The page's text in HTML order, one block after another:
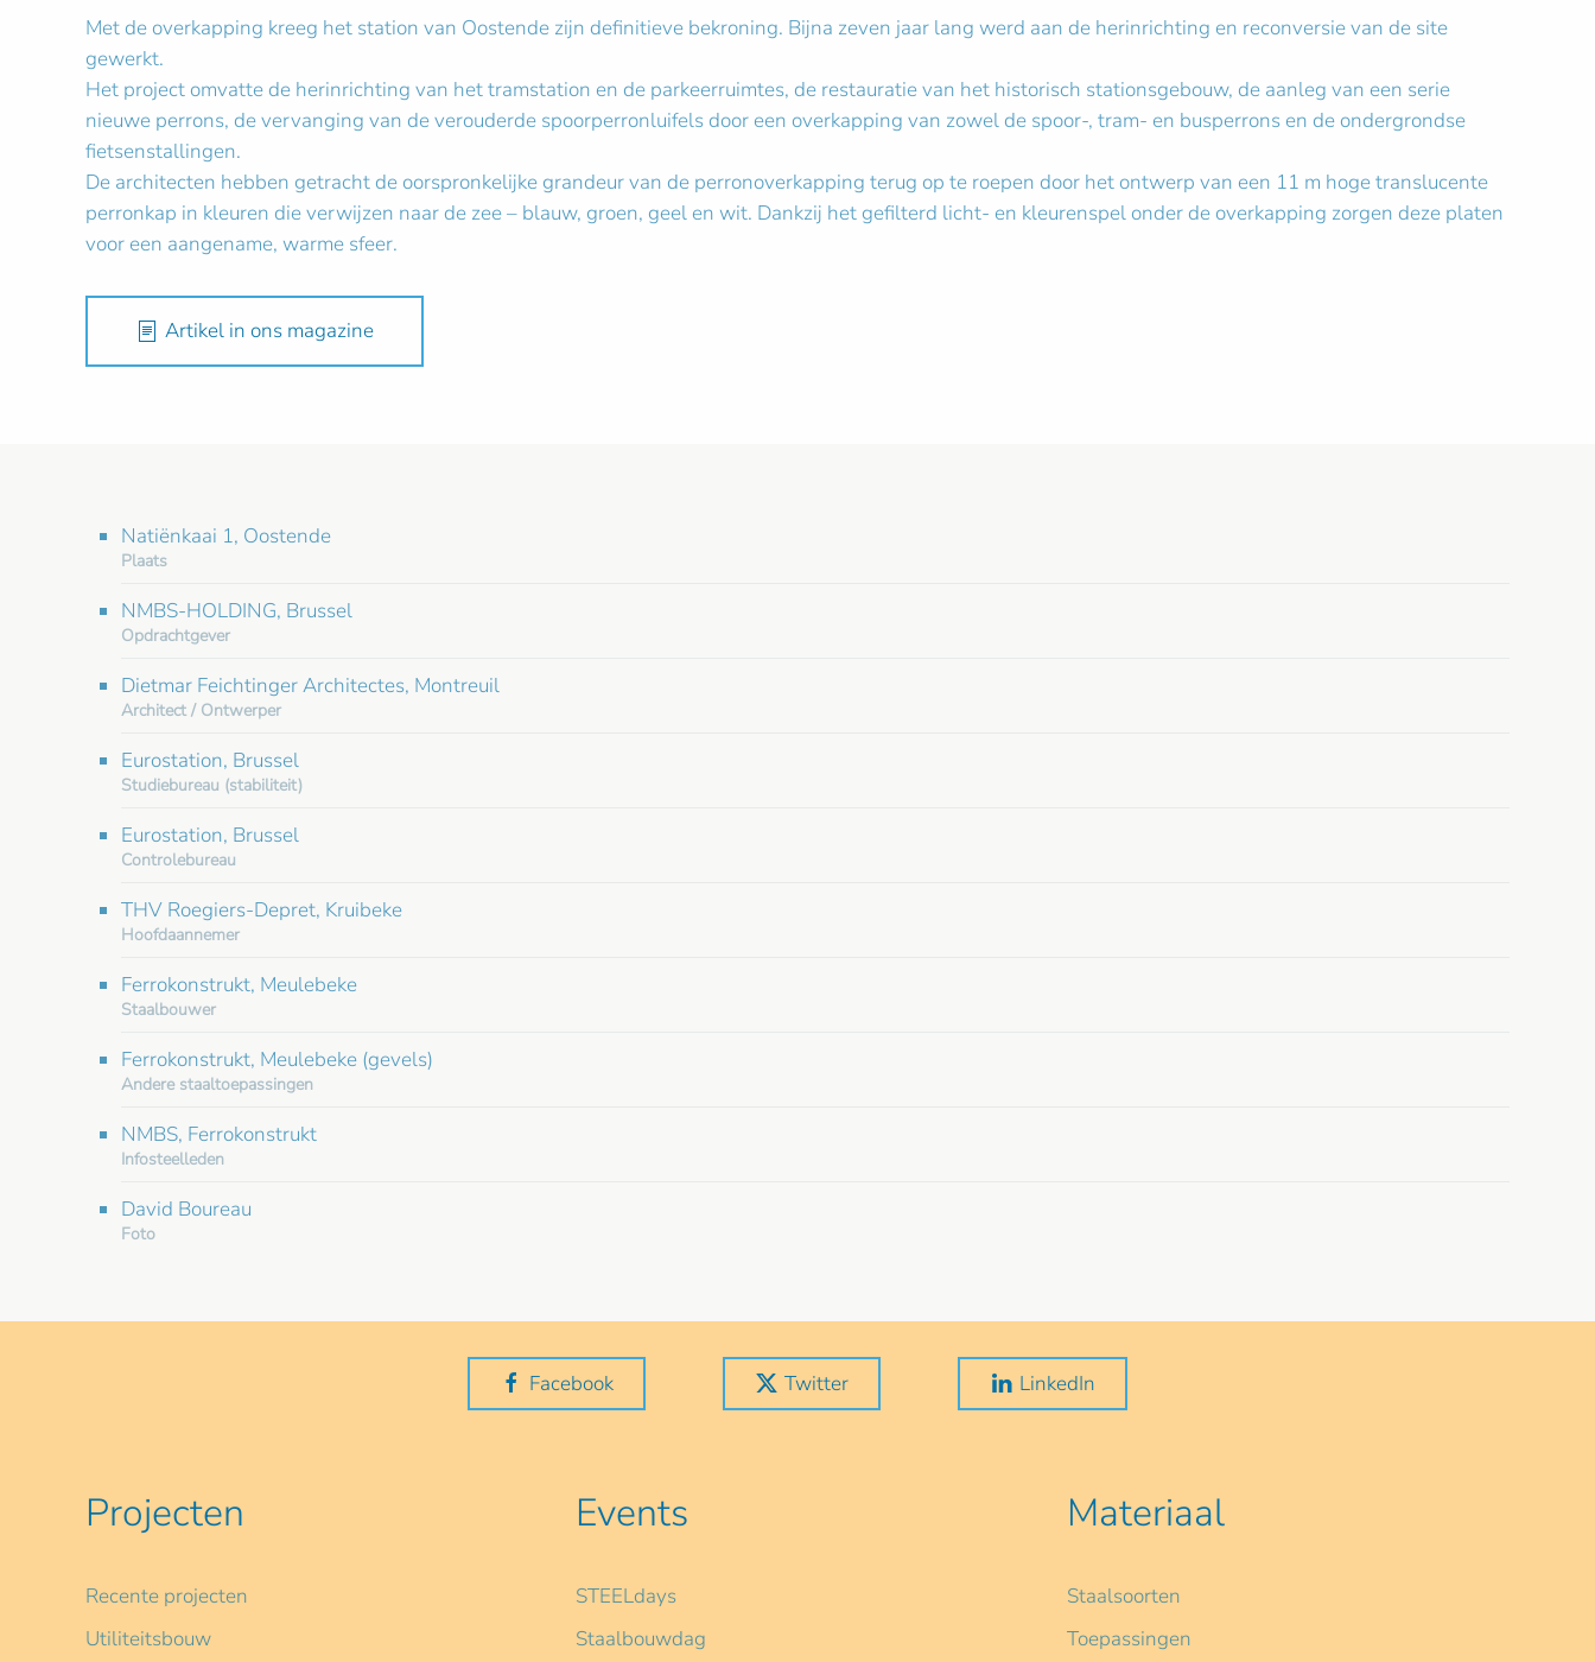
Met de overkapping kreeg het station van Oostende zijn definitieve bekroning. Bijna zeven jaar lang werd aan de herinrichting en reconversie van de site
gewerkt.
Het project omvatte de herinrichting van het tramstation en de parkeerruimtes, de restauratie van het historisch stationsgebouw, de aanleg van een serie
nieuwe perrons, de vervanging van de verouderde spoorperronluifels door een overkapping van zowel de spoor-, tram- en busperrons en de ondergrondse
fietsenstallingen.
De architecten hebben getracht de oorspronkelijke grandeur van de perronoverkapping terug op te roepen door het ontwerp van een 11 m hoge translucente
perronkap in kleuren die verwijzen naar de zee – blauw, groen, geel en wit. Dankzij het gefilterd licht- en kleurenspel onder de overkapping zorgen deze platen
voor een aangename, warme sfeer.
Artikel in ons magazine
Natiënkaai 1, Oostende
Plaats
NMBS-HOLDING, Brussel
Opdrachtgever
Dietmar Feichtinger Architectes, Montreuil
Architect / Ontwerper
Eurostation, Brussel
Studiebureau (stabiliteit)
Eurostation, Brussel
Controlebureau
THV Roegiers-Depret, Kruibeke
Hoofdaannemer
Ferrokonstrukt, Meulebeke
Staalbouwer
Ferrokonstrukt, Meulebeke (gevels)
Andere staaltoepassingen
NMBS, Ferrokonstrukt
Infosteelleden
David Boureau
Foto
Facebook Twitter LinkedIn
Projecten
Recente projecten
Utiliteitsbouw
Events
STEELdays
Staalbouwdag
Materiaal
Staalsoorten
Toepassingen